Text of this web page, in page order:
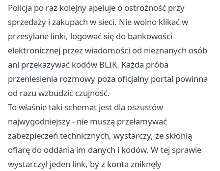
Policja po raz kolejny apeluje o ostrożność przy
sprzedaży i zakupach w sieci. Nie wolno klikać w
przesyłane linki, logować się do bankowości
elektronicznej przez wiadomości od nieznanych osób
ani przekazywać kodów BLIK. Każda próba
przeniesienia rozmowy poza oficjalny portal powinna
od razu wzbudzić czujność.
To właśnie taki schemat jest dla oszustów
najwygodniejszy - nie muszą przełamywać
zabezpieczeń technicznych, wystarczy, że skłonią
ofiarę do oddania im danych i kodów. W tej sprawie
wystarczył jeden link, by z konta zniknęły